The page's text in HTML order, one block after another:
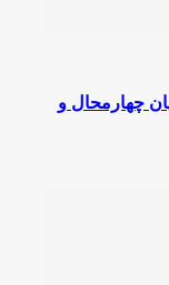
چهارمحال و